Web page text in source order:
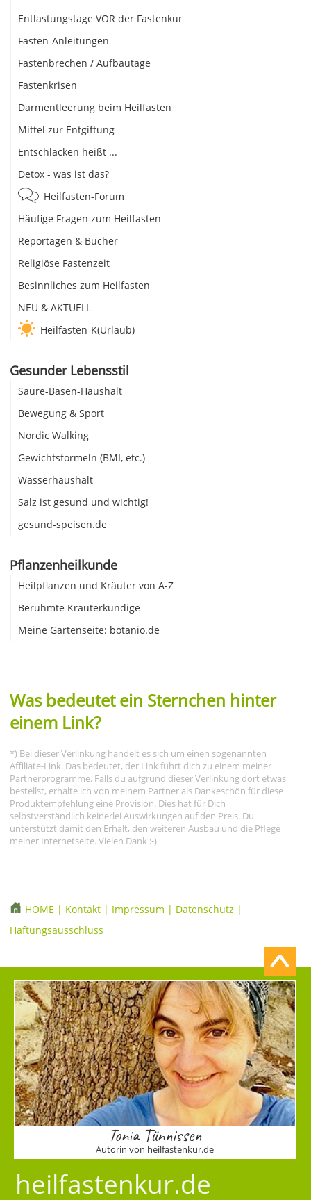
Entlastungstage VOR der Fastenkur
Fasten-Anleitungen
Fastenbrechen / Aufbautage
Fastenkrisen
Darmentleerung beim Heilfasten
Mittel zur Entgiftung
Entschlacken heißt ...
Detox - was ist das?
Heilfasten-Forum
Häufige Fragen zum Heilfasten
Reportagen & Bücher
Religiöse Fastenzeit
Besinnliches zum Heilfasten
NEU & AKTUELL
Heilfasten-K(Urlaub)
Gesunder Lebensstil
Säure-Basen-Haushalt
Bewegung & Sport
Nordic Walking
Gewichtsformeln (BMI, etc.)
Wasserhaushalt
Salz ist gesund und wichtig!
gesund-speisen.de
Pflanzenheilkunde
Heilpflanzen und Kräuter von A-Z
Berühmte Kräuterkundige
Meine Gartenseite: botanio.de
Was bedeutet ein Sternchen hinter
einem Link?
*) Bei dieser Verlinkung handelt es sich um einen sogenannten
Affiliate-Link. Das bedeutet, der Link führt dich zu einem meiner
Partnerprogramme. Falls du aufgrund dieser Verlinkung dort etwas
bestellst, erhalte ich von meinem Partner als Dankeschön für diese
Produktempfehlung eine Provision. Dies hat für Dich
selbstverständlich keinerlei Auswirkungen auf den Preis. Du
unterstützt damit den Erhalt, den weiteren Ausbau und die Pflege
meiner Internetseite. Vielen Dank :-)
HOME | Kontakt | Impressum | Datenschutz |
Haftungsausschluss
Tonia Tünnissen
Autorin von heilfastenkur.de
heilfastenkur.de